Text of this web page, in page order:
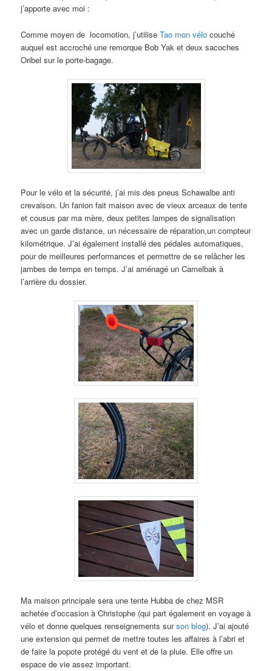
j’apporte avec moi :
Comme moyen de locomotion, j’utiliseTao mon vélo couché
auquel est accroché une remorque Bob Yak et deux sacoches
Oribel sur le porte-bagage.
Pour le vélo et la sécurité, j’ai mis des pneus Schawalbe anti
crevaison. Un fanion fait maison avec de vieux arceaux de tente
et cousus par ma mère, deux petites lampes de signalisation
avec un garde distance, un nécessaire de réparation,un compteur
kilométrique. J’ai également installé des pédales automatiques,
pour de meilleures performances et permettre de se relâcher les
jambes de temps en temps. J’ai aménagé un Camelbak à
l’arrière du dossier.
Ma maison principale sera une tente Hubba de chez MSR
achetée d’occasion à Christophe (qui part également en voyage à
vélo et donne quelques renseignements surson blog). J’ai ajouté
une extension qui permet de mettre toutes les affaires à l’abri et
de faire la popote protégé du vent et de la pluie. Elle offre un
espace de vie assez important.